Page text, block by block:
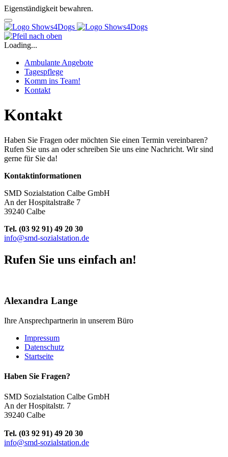
Eigenständigkeit bewahren.
Loading...
Ambulante Angebote
Tagespflege
Komm ins Team!
Kontakt
Kontakt
Haben Sie Fragen oder möchten Sie einen Termin vereinbaren?
Rufen Sie uns an oder schreiben Sie uns eine Nachricht. Wir sind
gerne für Sie da!
Kontaktinformationen
SMD Sozialstation Calbe GmbH
An der Hospitalstraße 7
39240 Calbe
Tel. (03 92 91) 49 20 30
info@smd-sozialstation.de
Rufen Sie uns einfach an!
Alexandra Lange
Ihre Ansprechpartnerin in unserem Büro
Impressum
Datenschutz
Startseite
Haben Sie Fragen?
SMD Sozialstation Calbe GmbH
An der Hospitalstr. 7
39240 Calbe
Tel. (03 92 91) 49 20 30
info@smd-sozialstation.de